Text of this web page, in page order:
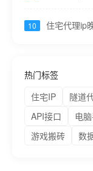
10
住宅代理ip
热门标签
住宅IP
隧道
API接口
电
游戏搬砖
数